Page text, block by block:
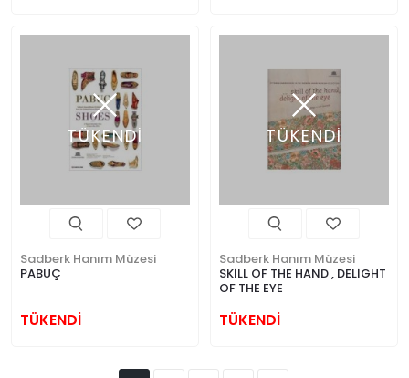
TÜKENDİ
Sadberk Hanım Müzesi
PABUÇ
TÜKENDİ
TÜKENDİ
Sadberk Hanım Müzesi
SKİLL OF THE HAND , DELİGHT
OF THE EYE
TÜKENDİ